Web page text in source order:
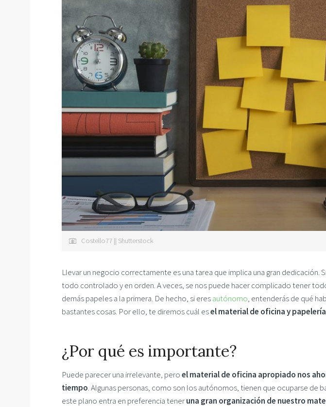
Costello77 || Shutterstock
Llevar un negocio correctamente es una tarea que implica una gran
todo controlado y en orden. A veces, se nos puede hacer complicado tener
demás papeles a la primera. De hecho, si eresautónomo, entenderás de qué
bastantes cosas. Por ello, te diremos cuál esel material de oficina y
¿Por qué es importante?
Puede parecer una irrelevante, peroel material de oficina apropiado nos
tiempo. Algunas personas, como son los autónomos, tienen que ocuparse de
este plano entra en preferencia teneruna gran organización de nuestro